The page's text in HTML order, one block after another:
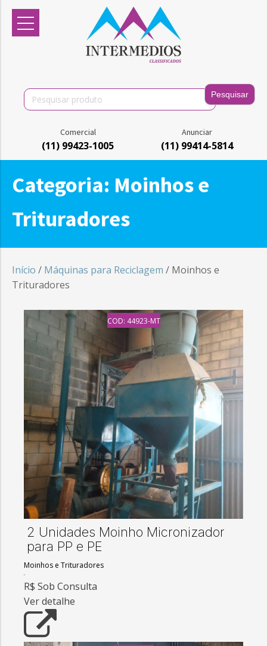
Search
for:
Comercial
(11) 99423-1005
Anunciar
(11) 99414-5814
Categoria: Moinhos e
Trituradores
Início / Máquinas para Reciclagem / Moinhos e
Trituradores
COD: 44923-MT
2 Unidades Moinho Micronizador
para PP e PE
Moinhos e Trituradores
R$ Sob Consulta
Ver detalhe